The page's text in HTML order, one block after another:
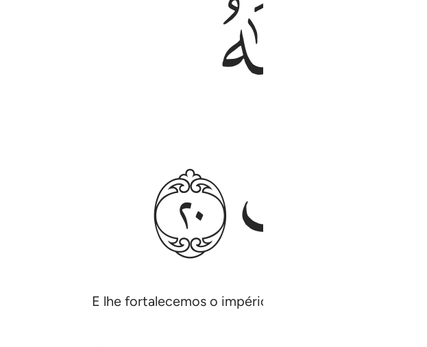
ﱟ
ﱢﱣ
E lhe fortalecemos o império e o agraciamos com a